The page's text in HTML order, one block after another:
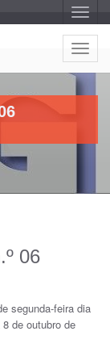
A
l
t
e
r
a
g
o
A
l
t
e
a
a
o
06
segunda-feira dia
de outubro de